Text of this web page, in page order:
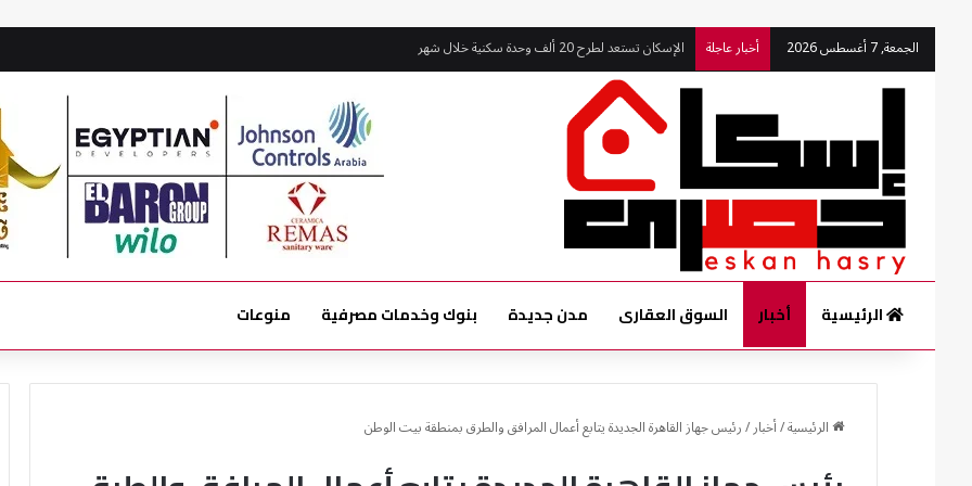
الجمعة, 7 أغسطس 2026 أخبار عاجلة الإسكان تستعد لطرح 20 ألف وحدة سكنية خلال شهر
الرئيسية أخبار السوق العقارى مدن جديدة بنوك وخدمات مصرفية منوعات
الرئيسية/أخبار/رئيس جهاز القاهرة الجديدة يتابع أعمال المرافق والطرق بمنطقة بيت الوطن